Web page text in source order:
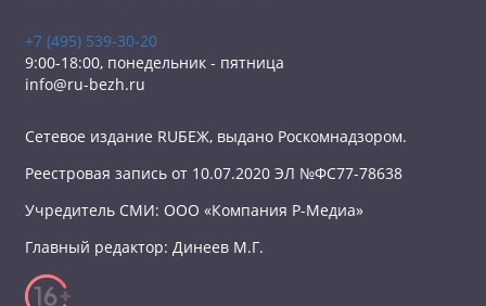
+7 (495) 539-30-20
9:00-18:00, понедельник - пятница
info@ru-bezh.ru
Сетевое издание RUБЕЖ, выдано Роскомнадзором.
Реестровая запись от 10.07.2020 ЭЛ №ФС77-78638
Учредитель СМИ: ООО «Компания Р-Медиа»
Главный редактор: Динеев М.Г.